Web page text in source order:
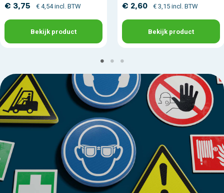
€ 3,75 € 4,54 incl. BTW
Bekijk product
€ 2,60 € 3,15 incl. BTW
Bekijk product